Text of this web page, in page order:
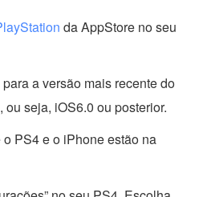
da AppStore no seu
a versão mais recente do
seja, iOS6.0 ou posterior.
PS4 e o iPhone estão na